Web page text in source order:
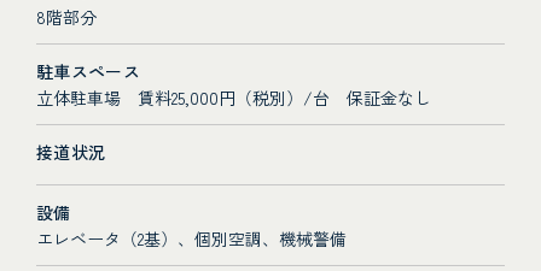
8階部分
駐車スペース
立体駐車場 賃料25,000円（税別）/台 保証金なし
接道状況
設備
エレベータ（2基）、個別空調、機械警備